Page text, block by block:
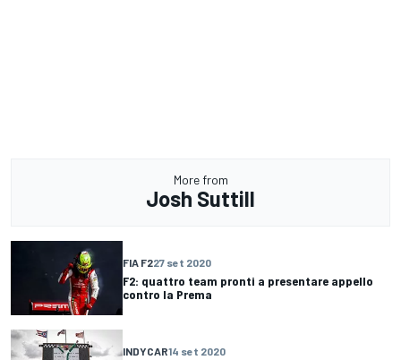
More from
Josh Suttill
FIA F227 set 2020
F2: quattro team pronti a presentare appello
contro la Prema
INDYCAR14 set 2020